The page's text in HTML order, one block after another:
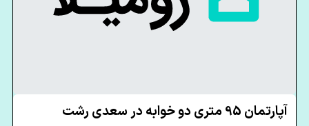
آپارتمان 95 متری دو خوابه در سعدی رشت